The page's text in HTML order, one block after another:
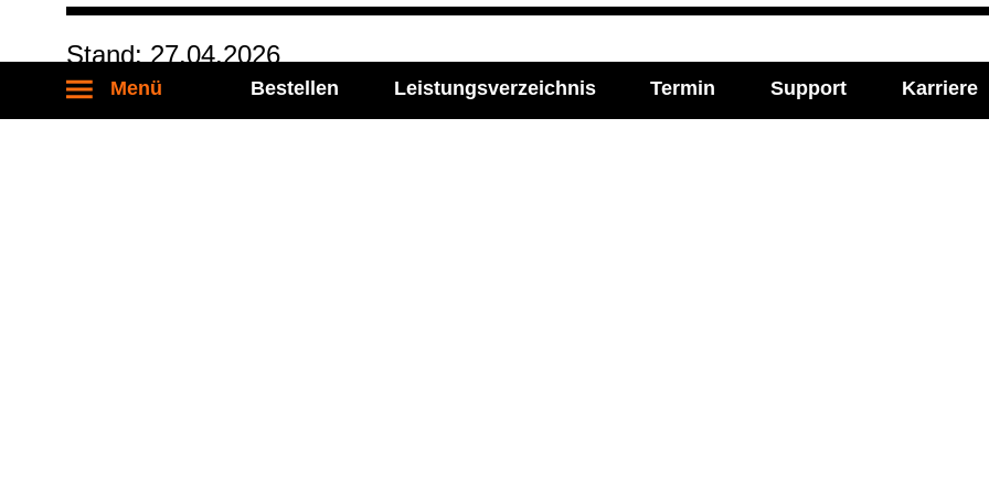
Menü Bestellen Leistungsverzeichnis Termin Support Karriere
Stand: 27.04.2026